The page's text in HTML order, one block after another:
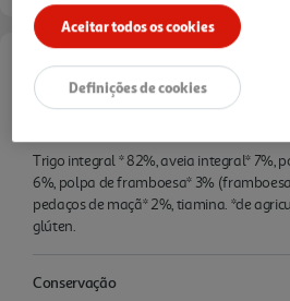
Características
Trigo integral * 82%, aveia integral* 7%,
6%, polpa de framboesa* 3%
pedaços de maçã* 2%, tiamina. *de
glúten.
Conservação
Aceitar todos os cookies
Definições de cookies